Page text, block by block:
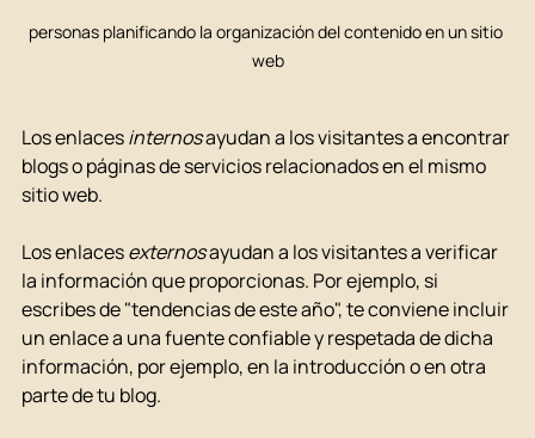
personas planificando la organización del contenido en un sitio
web
Los enlaces internos ayudan a los visitantes a encontrar
blogs o páginas de servicios relacionados en el mismo
sitio web.
Los enlaces externos ayudan a los visitantes a verificar
la información que proporcionas. Por ejemplo, si
escribes de "tendencias de este año", te conviene incluir
un enlace a una fuente confiable y respetada de dicha
información, por ejemplo, en la introducción o en otra
parte de tu blog.